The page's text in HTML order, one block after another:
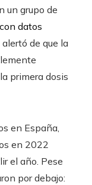
un grupo de
datos
alertó de que la
primera dosis
en España,
en 2022
el año. Pese
por debajo: